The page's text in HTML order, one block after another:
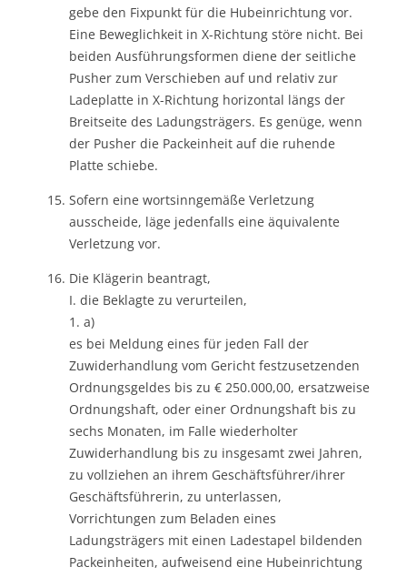
gebe den Fixpunkt für die Hubeinrichtung vor.
Eine Beweglichkeit in X-Richtung störe nicht. Bei
beiden Ausführungsformen diene der seitliche
Pusher zum Verschieben auf und relativ zur
Ladeplatte in X-Richtung horizontal längs der
Breitseite des Ladungsträgers. Es genüge, wenn
der Pusher die Packeinheit auf die ruhende
Platte schiebe.
Sofern eine wortsinngemäße Verletzung
ausscheide, läge jedenfalls eine äquivalente
Verletzung vor.
Die Klägerin beantragt,
I. die Beklagte zu verurteilen,
1. a)
es bei Meldung eines für jeden Fall der
Zuwiderhandlung vom Gericht festzusetzenden
Ordnungsgeldes bis zu € 250.000,00, ersatzweise
Ordnungshaft, oder einer Ordnungshaft bis zu
sechs Monaten, im Falle wiederholter
Zuwiderhandlung bis zu insgesamt zwei Jahren,
zu vollziehen an ihrem Geschäftsführer/ihrer
Geschäftsführerin, zu unterlassen,
Vorrichtungen zum Beladen eines
Ladungsträgers mit einen Ladestapel bildenden
Packeinheiten, aufweisend eine Hubeinrichtung